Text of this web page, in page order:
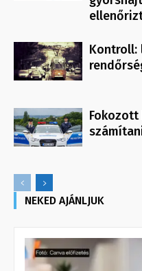
Kontroll:
NEKED AJÁNLJUK